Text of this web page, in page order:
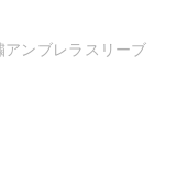
ンブレラスリーブ